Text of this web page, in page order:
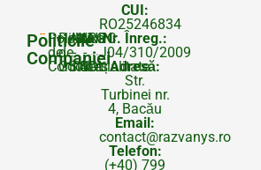
Politicile
Companiei
Politica
de
Confidențialitate
Politica
de
Cookies
ANPC
-
SAL
ANPC
-
SOL
CUI:
RO25246834
Nr. Înreg.:
J04/310/2009
Adresă:
Str.
Turbinei nr.
4, Bacău
Email:
contact@razvanys.ro
Telefon:
(+40) 799